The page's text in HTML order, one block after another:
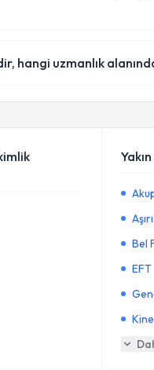
hangi uzmanlık
Bel
EFT